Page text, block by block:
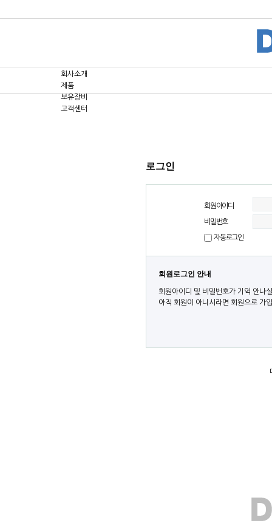
회사소개
제품
보유장비
고객센터
로그인
회원아이디
비밀번호
자동로그인
회원로그인 안내
회원아이디 및 비밀번호가 기억 안나
아직 회원이 아니시라면 회원으로 가